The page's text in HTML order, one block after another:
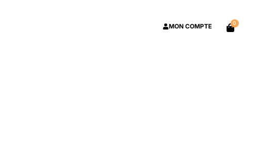
MON COMPTE 0